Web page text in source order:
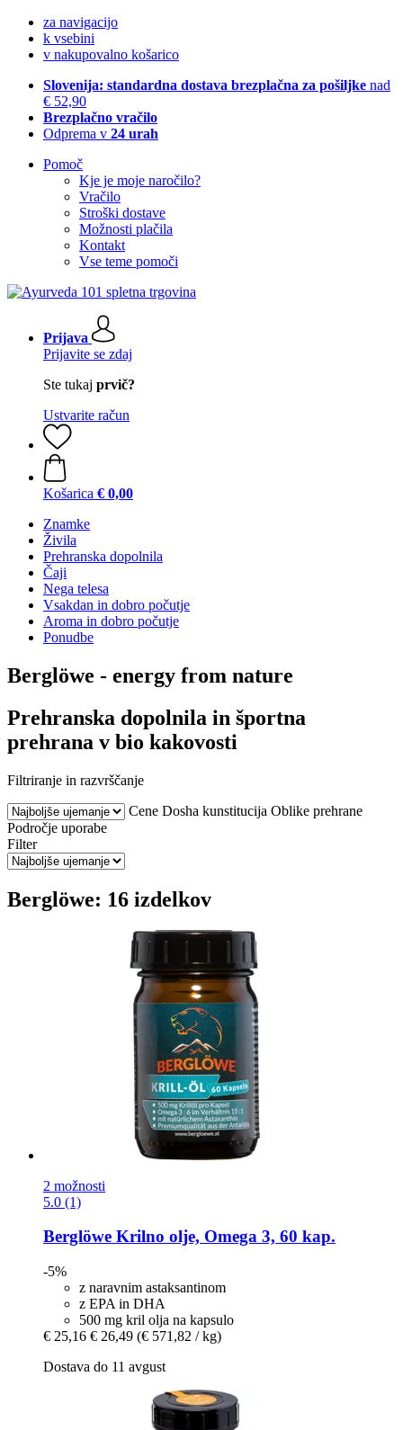
za navigacijo
k vsebini
v nakupovalno košarico
Slovenija: standardna dostava brezplačna za pošiljke nad
€ 52,90
Brezplačno vračilo
Odprema v 24 urah
Pomoč
Kje je moje naročilo?
Vračilo
Stroški dostave
Možnosti plačila
Kontakt
Vse teme pomoči
Prijava
Prijavite se zdaj
Ste tukaj prvič?
Ustvarite račun
Košarica € 0,00
Znamke
Živila
Prehranska dopolnila
Čaji
Nega telesa
Vsakdan in dobro počutje
Aroma in dobro počutje
Ponudbe
Berglöwe - energy from nature
Prehranska dopolnila in športna
prehrana v bio kakovosti
Filtriranje in razvrščanje
Cene Dosha kunstitucija Oblike prehrane
Področje uporabe
Filter
Berglöwe: 16 izdelkov
2 možnosti
5.0 (1)
Berglöwe Krilno olje, Omega 3, 60 kap.
-5%
z naravnim astaksantinom
z EPA in DHA
500 mg kril olja na kapsulo
€ 25,16 € 26,49 (€ 571,82 / kg)
Dostava do 11 avgust